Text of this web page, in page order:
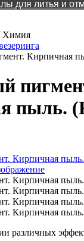
для литья и
Химия
Кирпичная
пыль.
различных